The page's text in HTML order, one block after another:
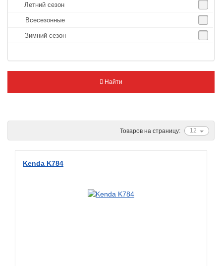
Kenda
KINGS TIRE
Kingstone
Pirelli
Летний сезон
Всесезонные
Зимний сезон
Найти
12
Товаров на страницу:
Kenda K784